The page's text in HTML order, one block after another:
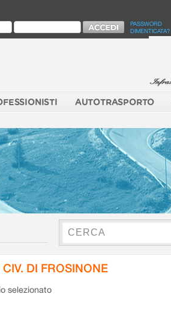
PASSWORD
DIMENTICATA?
AUTOTRASPORTO
DI FROSINONE
selezionato